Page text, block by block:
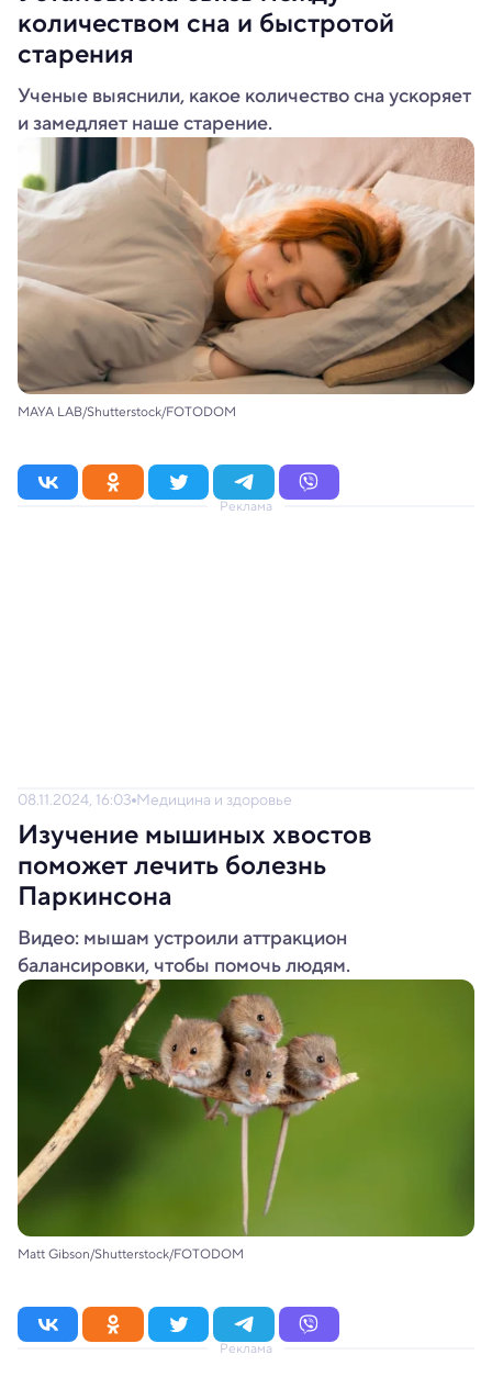
количеством сна и быстротой
старения
Ученые выяснили, какое количество сна ускоряет
и замедляет наше старение.
MAYA LAB/Shutterstock/FOTODOM
Реклама
08.11.2024, 16:03 Медицина и здоровье
Изучение мышиных хвостов
поможет лечить болезнь
Паркинсона
Видео: мышам устроили аттракцион
балансировки, чтобы помочь людям.
Matt Gibson/Shutterstock/FOTODOM
Реклама